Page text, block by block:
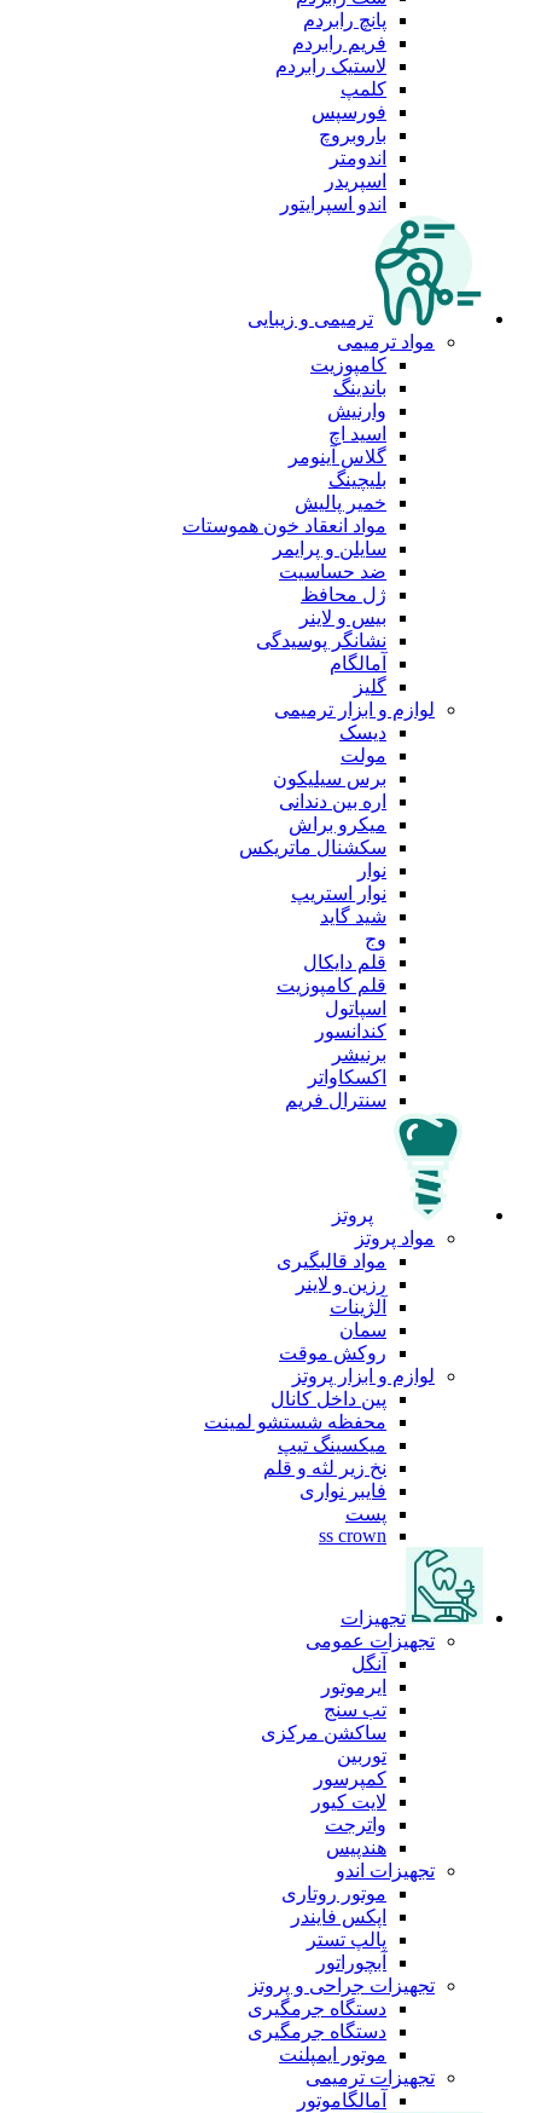
پانچ رابردم
فریم رابردم
لاستیک رابردم
کلمپ
فورسپس
باروبروچ
اندومتر
اسپریدر
اندو اسپرایتور
ترمیمی و زیبایی
مواد ترمیمی
کامپوزیت
باندینگ
وارنیش
اسید اچ
گلاس آینومر
بلیچینگ
خمیر پالیش
مواد انعقاد خون هموستات
سایلن و پرایمر
ضد حساسیت
ژل محافظ
بیس و لاینر
نشانگر پوسیدگی
آمالگام
گلیز
لوازم و ابزار ترمیمی
دیسک
مولت
برس سیلیکون
اره بین دندانی
میکرو براش
سکشنال ماتریکس
نوار
نوار استریپ
شید گاید
وج
قلم دایکال
قلم کامپوزیت
اسپاتول
کندانسور
برنیشر
اکسکاواتر
سنترال فریم
پروتز
مواد پروتز
مواد قالبگیری
رزین و لاینر
آلژینات
سمان
روکش موقت
لوازم و ابزار پروتز
پین داخل کانال
محفظه شستشو لمینت
میکسینگ تیپ
نخ زیر لثه و قلم
فایبر نواری
پست
ss crown
تجهیزات
تجهیزات عمومی
آنگل
ایرموتور
تب سنج
ساکشن مرکزی
توربین
کمپرسور
لایت کیور
واترجت
هندپیس
تجهیزات اندو
موتور روتاری
اپکس فایندر
پالپ تستر
آبچوراتور
تجهیزات جراحی و پروتز
دستگاه جرمگیری
دستگاه جرمگیری
موتور ایمپلنت
تجهیزات ترمیمی
آمالگاموتور